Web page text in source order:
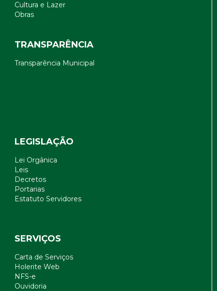
Cultura e Lazer
Obras
TRANSPARÊNCIA
Transparência Municipal
LEGISLAÇÃO
Lei Orgânica
Leis
Decretos
Portarias
Estatuto Servidores
SERVIÇOS
Carta de Serviços
Holerite Web
NFS-e
Ouvidoria